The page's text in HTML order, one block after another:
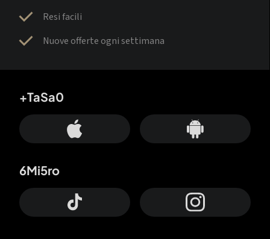
Resi facili
Nuove offerte ogni settimana
+TaSa0
6Mi5ro